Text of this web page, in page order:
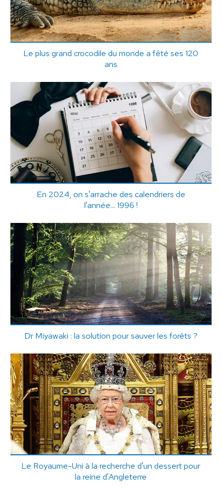
Le plus grand crocodile du monde a fêté ses 120
ans
En 2024, on s'arrache des calendriers de
l'année... 1996 !
Dr Miyawaki : la solution pour sauver les forêts ?
Le Royaume-Uni à la recherche d'un dessert pour
la reine d'Angleterre